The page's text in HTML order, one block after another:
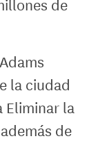
de
la ciudad
Eliminar la
de